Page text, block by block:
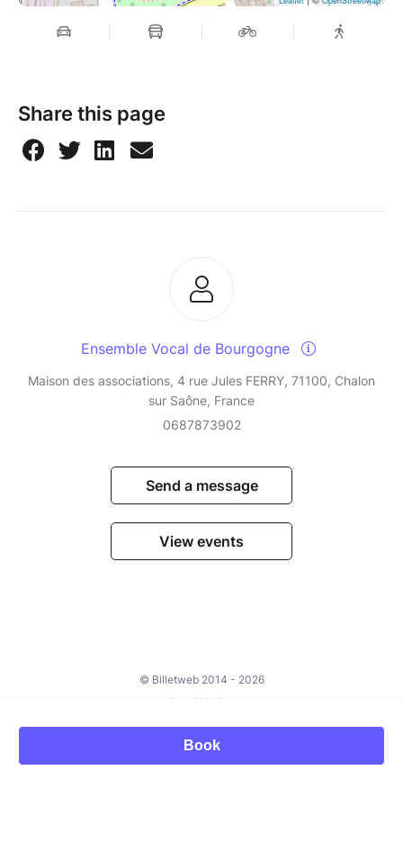
Share this page
Ensemble Vocal de Bourgogne
Maison des associations, 4 rue Jules FERRY, 71100, Chalon
sur Saône, France
0687873902
Send a message
View events
© Billetweb 2014 - 2026
Legal Notice
Report this page
Contact us
Book